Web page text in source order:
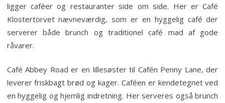
ligger caféer og restauranter side om side. Her er Café
Klostertorvet nævneværdig, som er en hyggelig café der
serverer både brunch og traditionel café mad af gode
råvarer.
Café Abbey Road er en lillesøster til Cafén Penny Lane, der
leverer friskbagt brød og kager. Caféen er kendetegnet ved
en hyggelig og hjemlig indretning. Her serveres også brunch